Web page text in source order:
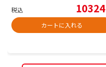
税込 10324
カートに入れる